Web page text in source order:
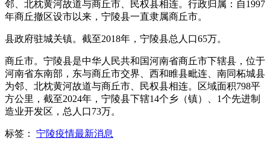
邻、北枕黄河故道与商丘市、民权县相连。行政归属：自1997
年商丘撤区设市以来，宁陵县一直隶属商丘市。
县政府驻城关镇。截至2018年，宁陵县总人口65万。
商丘市。宁陵县是中华人民共和国河南省商丘市下辖县，位于
河南省东南部，东与商丘市交界、西和睢县毗连、南同柘城县
为邻、北枕黄河故道与商丘市、民权县相连。区域面积798平
方公里，截至2024年，宁陵县下辖14个乡（镇）、1个先进制
造业开发区，总人口73万。
标签： 宁陵疫情最新消息